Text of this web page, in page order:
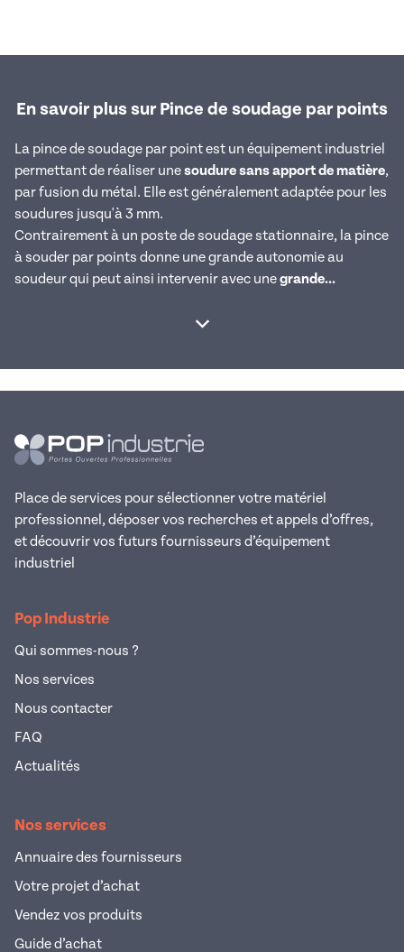
En savoir plus sur Pince de soudage par points
La pince de soudage par point est un équipement industriel
permettant de réaliser unesoudure sans apport de matière,
par fusion du métal. Elle est généralement adaptée pour les
soudures jusqu'à 3 mm.
Contrairement à un poste de soudage stationnaire, la pince
à souder par points donne une grande autonomie au
soudeur qui peut ainsi intervenir avec unegrande...
Afficher la suite
Place de services pour sélectionner votre matériel
professionnel, déposer vos recherches et appels d’offres,
et découvrir vos futurs fournisseurs d’équipement
industriel
Pop Industrie
Qui sommes-nous ?
Nos services
Nous contacter
FAQ
Actualités
Nos services
Annuaire des fournisseurs
Votre projet d’achat
Vendez vos produits
Guide d’achat